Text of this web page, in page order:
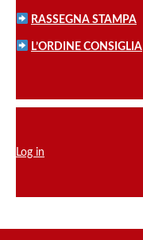
RASSEGNA STAMPA
L’ORDINE CONSIGLIA
Log in